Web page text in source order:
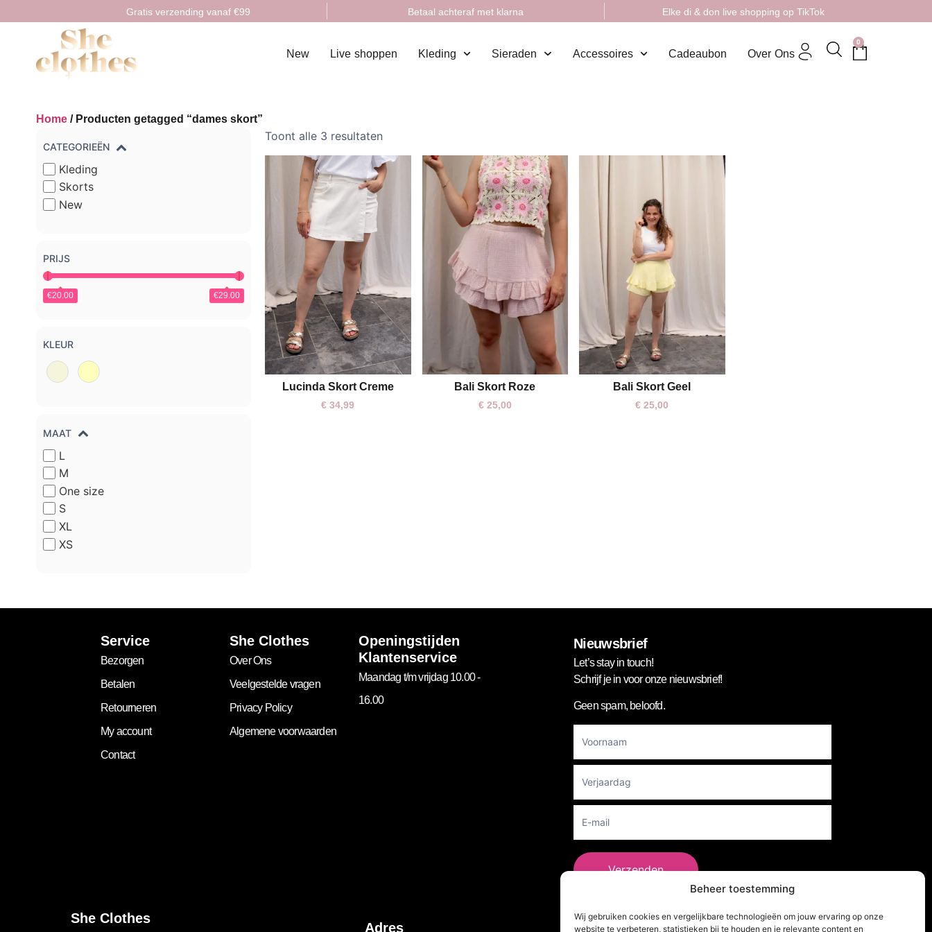
Beheer toestemming
Wij gebruiken cookies en vergelijkbare technologieën om jouw ervaring op onze
website te verbeteren, statistieken bij te houden en je relevante content en
Gratis verzending vanaf €99 Betaal achteraf met klarna Elke di & don live shopping op TikTok
New Live shoppen Kleding Sieraden Accessoires Cadeaubon Over Ons
0
Home / Producten getagged “dames skort”
CATEGORIEËN
Kleding
Skorts
New
PRIJS
€20.00 €29.00
KLEUR
MAAT
L
M
One size
S
XL
XS
Toont alle 3 resultaten
S
Lucinda Skort Creme
€ 34,99
One size
Bali Skort Roze
€25,00
One size
Bali Skort Geel
€ 25,00
Service
Bezorgen
Betalen
Retourneren
My account
Contact
She Clothes
Over Ons
Veelgestelde vragen
Privacy Policy
Algemene voorwaarden
Openingstijden
Klantenservice
Maandag t/m vrijdag 10.00 -
16.00
Nieuwsbrief
Let’s stay in touch!
Schrijf je in voor onze nieuwsbrief!
Geen spam, beloofd.
Newsletter
Verzenden
She Clothes
Adres Volg Ons!